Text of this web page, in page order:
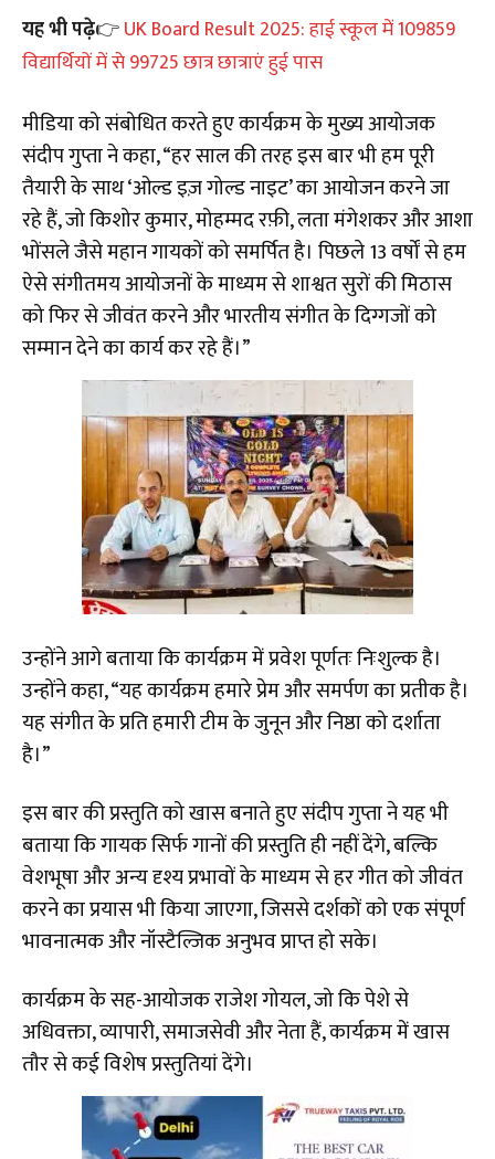
यह भी पढ़े👉UK Board Result 2025: हाई स्कूल में 109859
विद्यार्थियों में से 99725 छात्र छात्राएं हुई पास
मीडिया को संबोधित करते हुए कार्यक्रम के मुख्य आयोजक
संदीप गुप्ता ने कहा, “हर साल की तरह इस बार भी हम पूरी
तैयारी के साथ ‘ओल्ड इज़ गोल्ड नाइट’ का आयोजन करने जा
रहे हैं, जो किशोर कुमार, मोहम्मद रफ़ी, लता मंगेशकर और आशा
भोंसले जैसे महान गायकों को समर्पित है। पिछले 13 वर्षों से हम
ऐसे संगीतमय आयोजनों के माध्यम से शाश्वत सुरों की मिठास
को फिर से जीवंत करने और भारतीय संगीत के दिग्गजों को
सम्मान देने का कार्य कर रहे हैं।”
उन्होंने आगे बताया कि कार्यक्रम में प्रवेश पूर्णतः निःशुल्क है।
उन्होंने कहा, “यह कार्यक्रम हमारे प्रेम और समर्पण का प्रतीक है।
यह संगीत के प्रति हमारी टीम के जुनून और निष्ठा को दर्शाता
है।”
इस बार की प्रस्तुति को खास बनाते हुए संदीप गुप्ता ने यह भी
बताया कि गायक सिर्फ गानों की प्रस्तुति ही नहीं देंगे, बल्कि
वेशभूषा और अन्य दृश्य प्रभावों के माध्यम से हर गीत को जीवंत
करने का प्रयास भी किया जाएगा, जिससे दर्शकों को एक संपूर्ण
भावनात्मक और नॉस्टैल्जिक अनुभव प्राप्त हो सके।
कार्यक्रम के सह-आयोजक राजेश गोयल, जो कि पेशे से
अधिवक्ता, व्यापारी, समाजसेवी और नेता हैं, कार्यक्रम में खास
तौर से कई विशेष प्रस्तुतियां देंगे।